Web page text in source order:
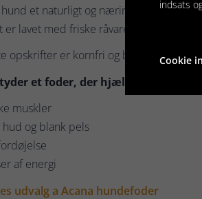
et naturligt og næringsrigt måltid
er lavet med friske råvarer og op til 75
opskrifter er kornfri og baseret på
et foder, der hjælper med at
muskler
og blank pels
af energi
udvalg a Acana hundefoder
indsats
Cookie